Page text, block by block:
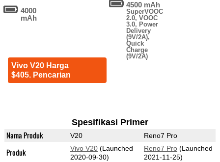
4000
mAh
Vivo V20 Harga
$405. Pencarian
4500 mAh
SuperVOOC
2.0, VOOC
3.0, Power
Delivery
(9V/2A),
Quick
Charge
(9V/2A)
Spesifikasi Primer
Nama Produk V20 Reno7 Pro
Produk Vivo V20(Launched
2020-09-30)
Reno7 Pro(Launched
2021-11-25)